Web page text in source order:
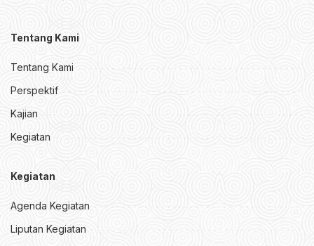
Tentang Kami
Tentang Kami
Perspektif
Kajian
Kegiatan
Kegiatan
Agenda Kegiatan
Liputan Kegiatan